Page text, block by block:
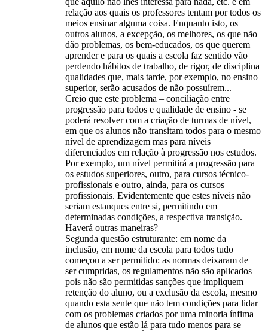
relação aos quais os professores tentam por todos os
meios ensinar alguma coisa. Enquanto isto, os
outros alunos, a excepção, os melhores, os que não
dão problemas, os bem-educados, os que querem
aprender e para os quais a escola faz sentido vão
perdendo hábitos de trabalho, de rigor, de disciplina
qualidades que, mais tarde, por exemplo, no ensino
superior, serão acusados de não possuírem...
Creio que este problema – conciliação entre
progressão para todos e qualidade de ensino - se
poderá resolver com a criação de turmas de nível,
em que os alunos não transitam todos para o mesmo
nível de aprendizagem mas para níveis
diferenciados em relação à progressão nos estudos.
Por exemplo, um nível permitirá a progressão para
os estudos superiores, outro, para cursos técnico-
profissionais e outro, ainda, para os cursos
profissionais. Evidentemente que estes níveis não
seriam estanques entre si, permitindo em
determinadas condições, a respectiva transição.
Haverá outras maneiras?
Segunda questão estruturante: em nome da
inclusão, em nome da escola para todos tudo
começou a ser permitido: as normas deixaram de
ser cumpridas, os regulamentos não são aplicados
pois não são permitidas sanções que impliquem
retenção do aluno, ou a exclusão da escola, mesmo
quando esta sente que não tem condições para lidar
com os problemas criados por uma minoria ínfima
de alunos que estão lá para tudo menos para se